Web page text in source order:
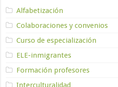
Alfabetización
Colaboraciones y convenios
Curso de especialización
ELE-inmigrantes
Formación profesores
Interculturalidad